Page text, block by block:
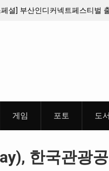
지 케이팝 애니메이션 ‘고스트
게임 포토 도서
한국관광